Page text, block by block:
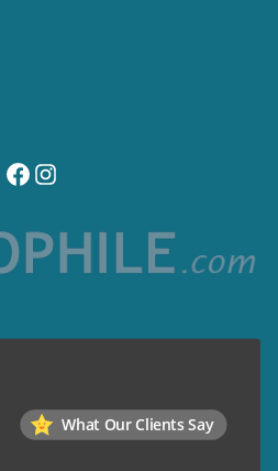
visitez notre page facebook
suivez notre compte instagram
What Our Clients Say